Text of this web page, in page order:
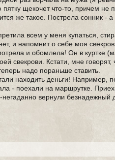
щекочет что-то, причем не
же такое. Пострела сонник -
всем у меня купаться,
и напомнит о себе моя
и обомлела! Он в куртке
свекрови. Кстати, мне говорят,
надо пораньше ставить.
находить деньги! Например,
- поехали на маршрутке.
вернули безнадежный